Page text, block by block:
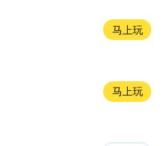
马上玩
马上玩